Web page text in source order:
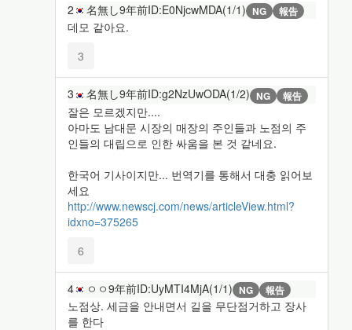
2 名無し9年前ID:E0NjcwMDA(1/1) NG 報告
데모 같아요.
3
3 名無し9年前ID:g2NzUwODA(1/2) NG 報告
잘은 모르겠지만....
아마도 남대문 시장의 매장의 주인들과 노점의 주
인들의 대립으로 인한 싸움을 본 것 같네요.
한국어 기사이지만... 번역기를 통해서 대충 읽어보
세요
http://www.newscj.com/news/articleView.html?
idxno=375265
6
4 ㅇㅇ9年前ID:UyMTI4MjA(1/1) NG 報告
노점상. 세금을 안내면서 길을 무단점거하고 장사
를 한다